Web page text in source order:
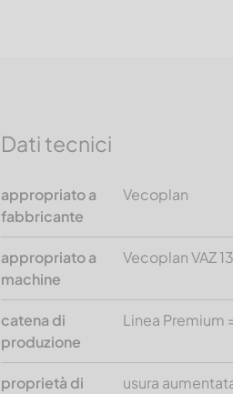
Dati tecnici
appropriato a
fabbricante
Vecoplan
appropriato a
machine
Vecoplan VAZ
catena di
produzione
Linea Premium
proprietà di
usura